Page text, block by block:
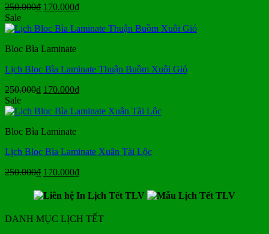
250.000₫ Giá
là:
170.000₫Giá
tại
Sale
Bloc Bìa Laminate
Lịch Bloc Bìa Laminate Thuận Buồm Xuôi Gió
250.000₫ Giá
là:
170.000₫Giá
tại
Sale
Bloc Bìa Laminate
Lịch Bloc Bìa Laminate Xuân Tài Lộc
250.000₫ Giá
là:
250.000₫.
170.000₫Giá
tại
170.000₫.
DANH MỤC LỊCH TẾT